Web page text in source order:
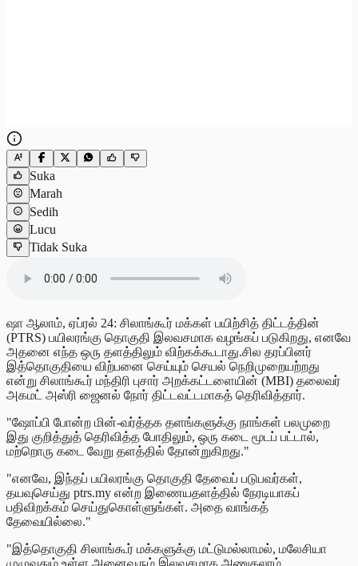
Suka
Marah
Sedih
Lucu
Tidak Suka
ஷா ஆலாம், ஏப்ரல் 24: சிலாங்கூர் மக்கள் பயிற்சித் திட்டத்தின்
(PTRS) பயிலரங்கு தொகுதி இலவசமாக வழங்கப் படுகிறது, எனவே
அதனை எந்த ஒரு தளத்திலும் விற்கக்கூடாது.சில தரப்பினர்
இத்தொகுதியை விற்பனை செய்யும் செயல் நெறிமுறையற்றது
என்று சிலாங்கூர் மந்திரி புசார் அறக்கட்டளையின் (MBI) தலைவர்
அகமட் அஸ்ரி ஜைனல் நோர் திட்டவட்டமாகத் தெரிவித்தார்.
"ஷோப்பி போன்ற மின்-வர்த்தக தளங்களுக்கு நாங்கள் பலமுறை
இது குறித்துத் தெரிவித்த போதிலும், ஒரு கடை மூடப் பட்டால்,
மற்றொரு கடை வேறு தளத்தில் தோன்றுகிறது."
"எனவே, இந்தப் பயிலரங்கு தொகுதி தேவைப் படுபவர்கள்,
தயவுசெய்து ptrs.my என்ற இணையதளத்தில் நேரடியாகப்
பதிவிறக்கம் செய்துகொள்ளுங்கள். அதை வாங்கத்
தேவையில்லை."
"இத்தொகுதி சிலாங்கூர் மக்களுக்கு மட்டுமல்லாமல், மலேசியா
முழுவதும் உள்ள அனைவரும் இலவசமாக அணுகலாம்.